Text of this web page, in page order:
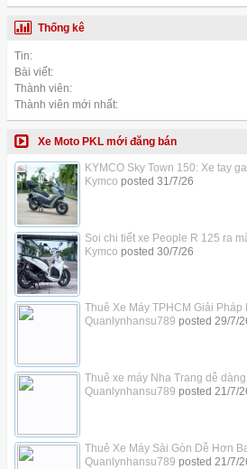
Thống kê
Tin:
Bài viết:
Thành viên:
Thành viên mới nhất:
Xe Moto PKL mới đăng bán
KYMCO Sky Town 150: Xe tay
Kymco posted 31/7/26
Soi chi tiết xe People R 125 ra
Kymco posted 30/7/26
Thuê Xe Máy TPHCM Giải Pháp
Quanlynhansu789 posted 29/7/
Thuê xe máy Nha Trang dễ
Quanlynhansu789 posted 21/7/
Thuê Xe Máy Sài Gòn Dễ Hơn
Quanlynhansu789 posted 21/7/